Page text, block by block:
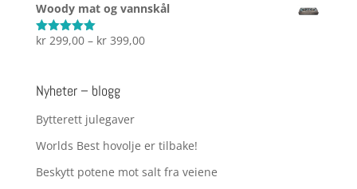
var:
kr 599,00.kr 399,00.
Woody mat og vannskål
Vurdert5.00
kr299,00 – kr399,00Prisområde:
Nyheter – blogg
Bytterett julegaver
Worlds Best hovolje er tilbake!
Beskytt potene mot salt fra veiene